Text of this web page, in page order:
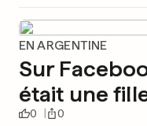
EN ARGENTINE
Sur
était une
0 0